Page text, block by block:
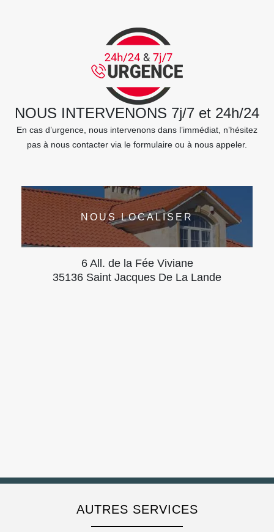
NOUS INTERVENONS 7j/7 et 24h/24
En cas d’urgence, nous intervenons dans l’immédiat, n’hésitez
pas à nous contacter via le formulaire ou à nous appeler.
NOUS LOCALISER
6 All. de la Fée Viviane
35136 Saint Jacques De La Lande
AUTRES SERVICES